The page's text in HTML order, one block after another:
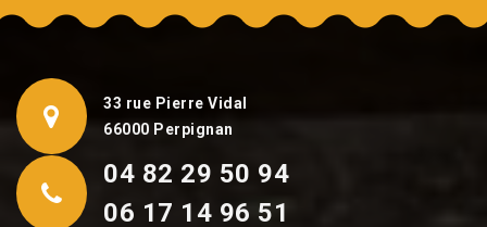
33 rue Pierre Vidal
66000 Perpignan
04 82 29 50 94
06 17 14 96 51